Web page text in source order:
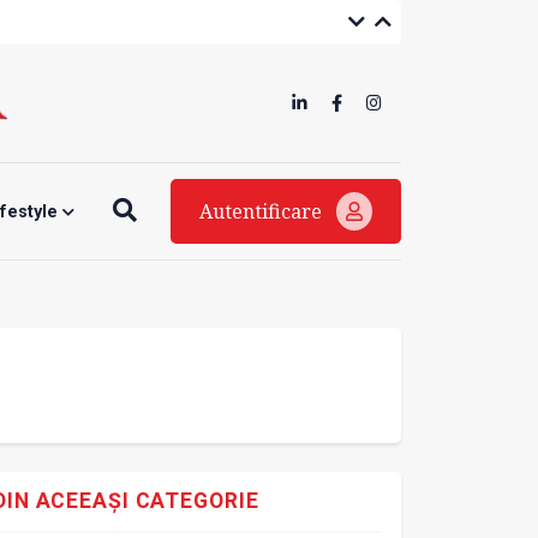
Autentificare
ACEEAȘI CATEGORIE